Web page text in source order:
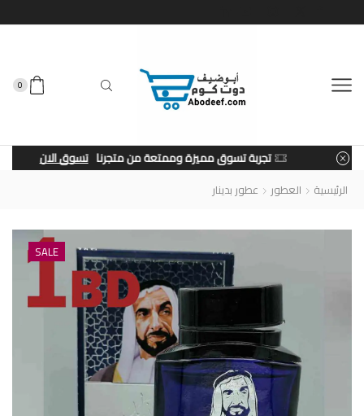
0
تجربة تسوق مميزة وممتعة من متجرنا تسوق الان
الرئيسية العطور عطور بدينار
SALE